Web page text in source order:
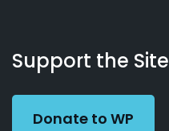
Working
Preacher
Us
Support the Site
Donate to WP